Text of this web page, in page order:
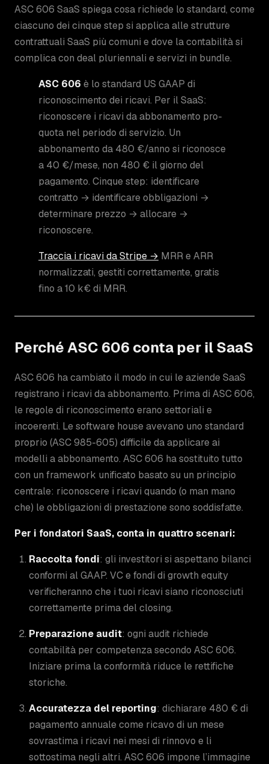
ASC 606 SaaS spiega cosa richiede lo standard, come
ciascuno dei cinque step si applica alle strutture
contrattuali SaaS più comuni e dove la contabilità si
complica con deal pluriennali e servizi in bundle.
ASC 606 è lo standard US GAAP di
riconoscimento dei ricavi. Per il SaaS:
riconoscere i ricavi da abbonamento pro-
quota nel periodo di servizio. Un
abbonamento da 480 €/anno si riconosce
a 40 €/mese, non 480 € il giorno del
pagamento. Cinque step: identificare
contratto → identificare obbligazioni →
determinare prezzo → allocare →
riconoscere.
Traccia i ricavi da Stripe → MRR e ARR
normalizzati, gestiti correttamente, gratis
fino a 10 k€ di MRR.
Perché ASC 606 conta per il SaaS
ASC 606 ha cambiato il modo in cui le aziende SaaS
registrano i ricavi da abbonamento. Prima di ASC 606,
le regole di riconoscimento erano settoriali e
incoerenti. Le software house avevano uno standard
proprio (ASC 985-605) difficile da applicare ai
modelli a abbonamento. ASC 606 ha sostituito tutto
con un framework unificato basato su un principio
centrale: riconoscere i ricavi quando (o man mano
che) le obbligazioni di prestazione sono soddisfatte.
Per i fondatori SaaS, conta in quattro scenari:
Raccolta fondi: gli investitori si aspettano bilanci
conformi al GAAP. VC e fondi di growth equity
verificheranno che i tuoi ricavi siano riconosciuti
correttamente prima del closing.
Preparazione audit: ogni audit richiede
contabilità per competenza secondo ASC 606.
Iniziare prima la conformità riduce le rettifiche
storiche.
Accuratezza del reporting: dichiarare 480 € di
pagamento annuale come ricavo di un mese
sovrastima i ricavi nei mesi di rinnovo e li
sottostima negli altri. ASC 606 impone l’immagine